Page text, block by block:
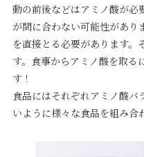
動の前後などはアミノ酸が必
が間に合わない可能性があり
を直接とる必要があります。
す。食事からアミノ酸を取る
す！
食品にはそれぞれアミノ酸バ
いように様々な食品を組み合